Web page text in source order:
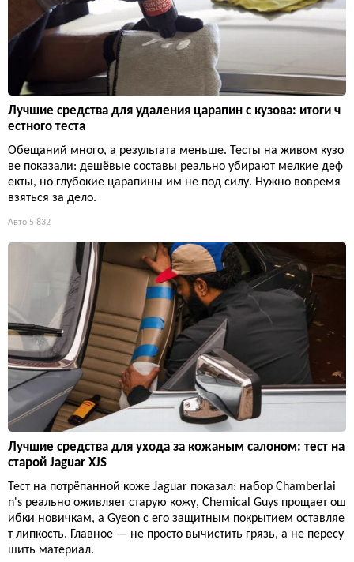
Лучшие средства для удаления царапин с кузова: итоги ч
естного теста
Обещаний много, а результата меньше. Тесты на живом кузо
ве показали: дешёвые составы реально убирают мелкие деф
екты, но глубокие царапины им не под силу. Нужно вовремя
взяться за дело.
Авто 5 832
Лучшие средства для ухода за кожаным салоном: тест на
старой Jaguar XJS
Тест на потрёпанной коже Jaguar показал: набор Chamberlai
n's реально оживляет старую кожу, Chemical Guys прощает ош
ибки новичкам, а Gyeon с его защитным покрытием оставляе
т липкость. Главное — не просто вычистить грязь, а не пересу
шить материал.